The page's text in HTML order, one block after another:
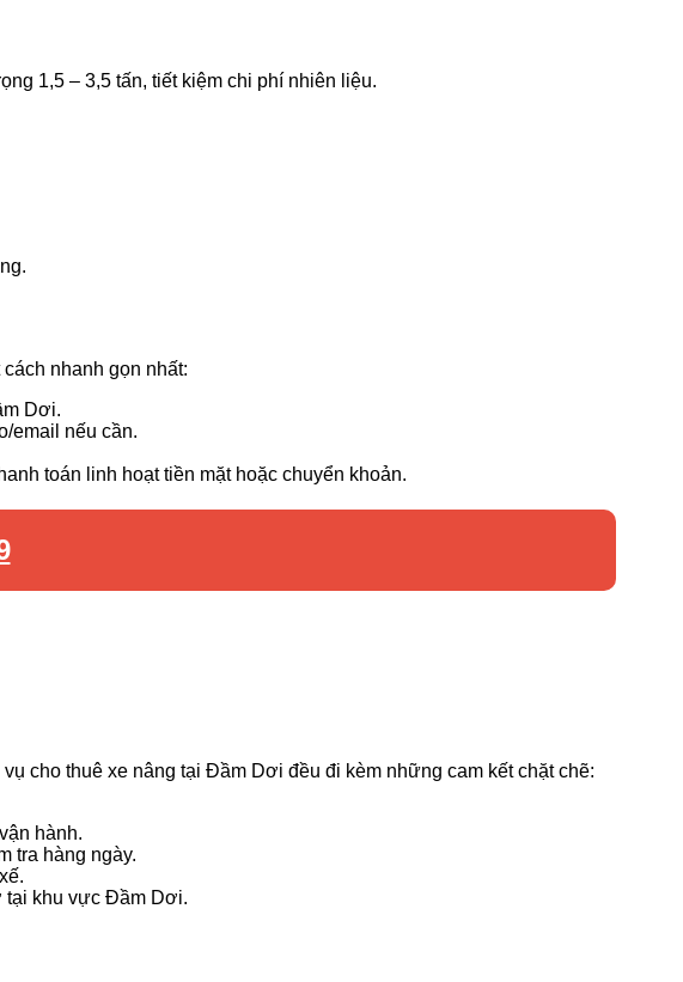
1,5 – 3,5 tấn, tiết kiệm chi phí nhiên liệu.
nhanh gọn nhất:
Dơi.
email nếu cần.
toán linh hoạt tiền mặt hoặc chuyển khoản.
cho thuê xe nâng tại Đầm Dơi đều đi kèm những cam kết chặt chẽ:
hành.
tra hàng ngày.
tại khu vực Đầm Dơi.